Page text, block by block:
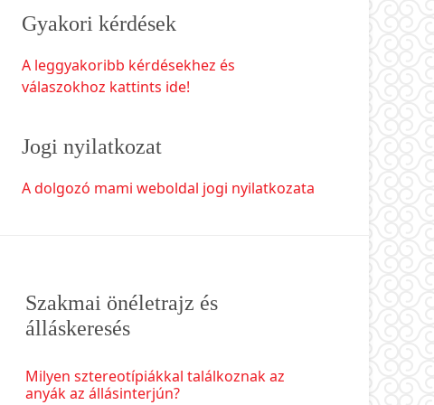
Gyakori kérdések
A leggyakoribb kérdésekhez és
válaszokhoz kattints ide!
Jogi nyilatkozat
A dolgozó mami weboldal jogi nyilatkozata
Szakmai önéletrajz és
álláskeresés
Milyen sztereotípiákkal találkoznak az
anyák az állásinterjún?